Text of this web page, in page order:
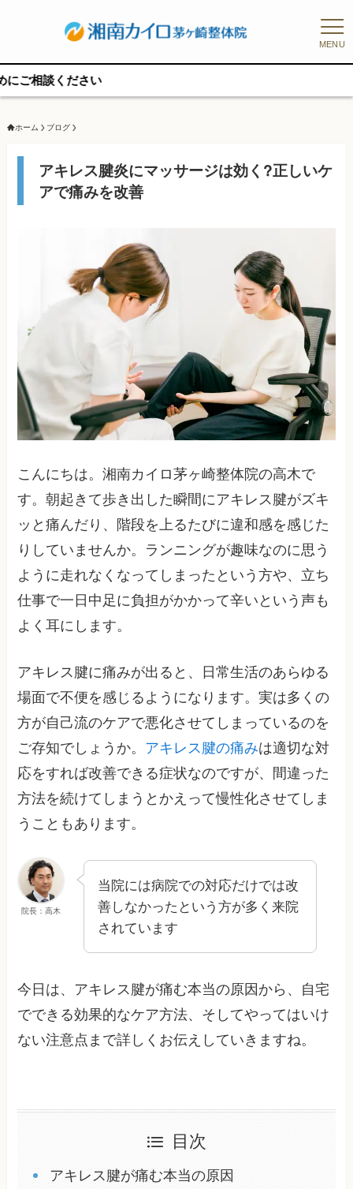
MENU
ホーム ブログ
アキレス腱炎にマッサージは効く?正しいケ
アで痛みを改善
こんにちは。湘南カイロ茅ヶ崎整体院の高木で
す。朝起きて歩き出した瞬間にアキレス腱がズキ
ッと痛んだり、階段を上るたびに違和感を感じた
りしていませんか。ランニングが趣味なのに思う
ように走れなくなってしまったという方や、立ち
仕事で一日中足に負担がかかって辛いという声も
よく耳にします。
アキレス腱に痛みが出ると、日常生活のあらゆる
場面で不便を感じるようになります。実は多くの
方が自己流のケアで悪化させてしまっているのを
ご存知でしょうか。 アキレス腱の痛みは適切な対
応をすれば改善できる症状なのですが、間違った
方法を続けてしまうとかえって慢性化させてしま
うこともあります。
院長：高木
当院には病院での対応だけでは改
善しなかったという方が多く来院
されています
今日は、アキレス腱が痛む本当の原因から、自宅
でできる効果的なケア方法、そしてやってはいけ
ない注意点まで詳しくお伝えしていきますね。
目次
アキレス腱が痛む本当の原因